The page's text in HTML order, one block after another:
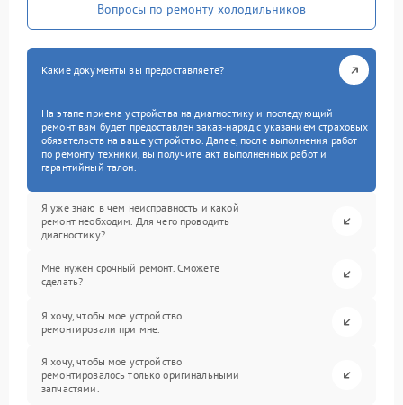
Вопросы по ремонту холодильников
Какие документы вы предоставляете?
На этапе приема устройства на диагностику и последующий
ремонт вам будет предоставлен заказ-наряд с указанием страховых
обязательств на ваше устройство. Далее, после выполнения работ
по ремонту техники, вы получите акт выполненных работ и
гарантийный талон.
Я уже знаю в чем неисправность и какой
ремонт необходим. Для чего проводить
диагностику?
Мне нужен срочный ремонт. Сможете
сделать?
Я хочу, чтобы мое устройство
ремонтировали при мне.
Я хочу, чтобы мое устройство
ремонтировалось только оригинальными
запчастями.